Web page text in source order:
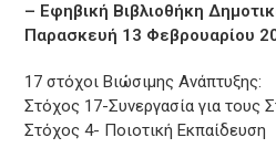
– Εφηβική Βιβλιοθήκη
Παρασκευή 13 Φεβρουαρίου
17 στόχοι Βιώσιμης Ανάπτυξης:
Στόχος 17-Συνεργασία για τους
Στόχος 4- Ποιοτική Εκπαίδευση